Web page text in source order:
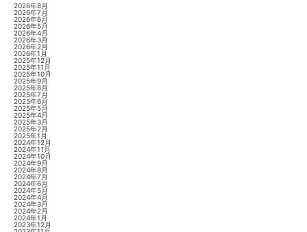
2026年8月
2026年7月
2026年6月
2026年5月
2026年4月
2026年3月
2026年2月
2026年1月
2025年12月
2025年11月
2025年10月
2025年9月
2025年8月
2025年7月
2025年6月
2025年5月
2025年4月
2025年3月
2025年2月
2025年1月
2024年12月
2024年11月
2024年10月
2024年9月
2024年8月
2024年7月
2024年6月
2024年5月
2024年4月
2024年3月
2024年2月
2024年1月
2023年12月